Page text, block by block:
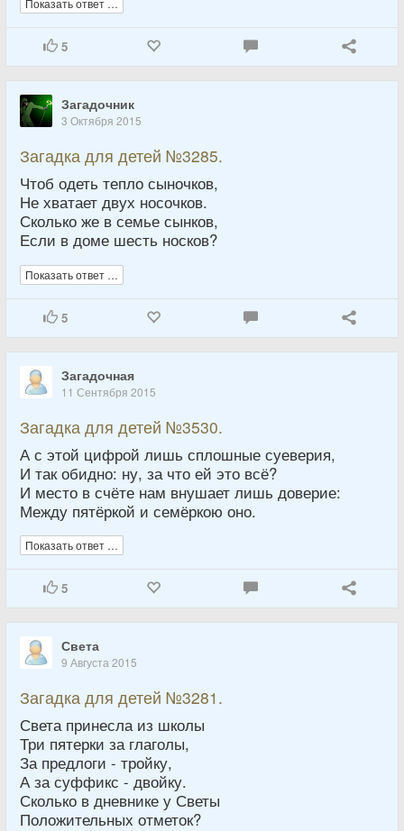
Показать ответ …
5
Загадочник
3 Октября 2015
Загадка для детей №3285.
Чтоб одеть тепло сыночков,
Не хватает двух носочков.
Сколько же в семье сынков,
Если в доме шесть носков?
Показать ответ …
5
Загадочная
11 Сентября 2015
Загадка для детей №3530.
А с этой цифрой лишь сплошные суеверия,
И так обидно: ну, за что ей это всё?
И место в счёте нам внушает лишь доверие:
Между пятёркой и семёркою оно.
Показать ответ …
5
Света
9 Августа 2015
Загадка для детей №3281.
Света принесла из школы
Три пятерки за глаголы,
За предлоги - тройку,
А за суффикс - двойку.
Сколько в дневнике у Светы
Положительных отметок?